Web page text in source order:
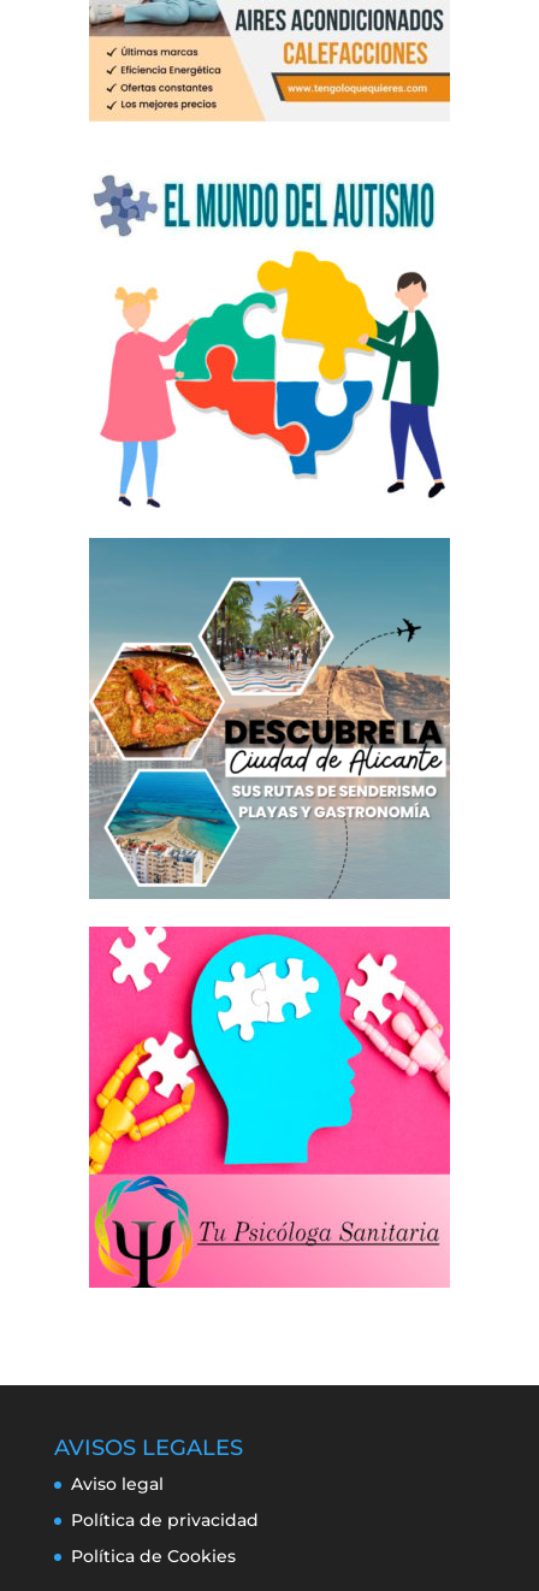
AVISOS LEGALES
Aviso legal
Política de privacidad
Política de Cookies